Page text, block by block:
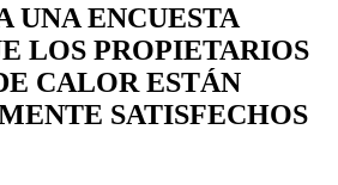
UNA ENCUESTA
LOS PROPIETARIOS
CALOR ESTÁN
SATISFECHOS